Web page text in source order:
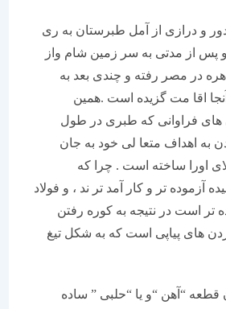
از آمل طبرستان به ری
مدتی به سر زمین شام واز
مصر رفته و چندی بعد به
مت گزیده است .همین
که طبری در طول
متعا لی خود به جان
ساخته است . چرا که
تر و کار آمد تر ند ، و فولاد
در نتیجه به کوره رفتن
پیاپی است که به شکل تیغ
“آهن “و یا “حلبی ” ساده